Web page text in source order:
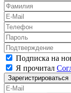
Подписка на
Я прочитал
Зарегистрироваться